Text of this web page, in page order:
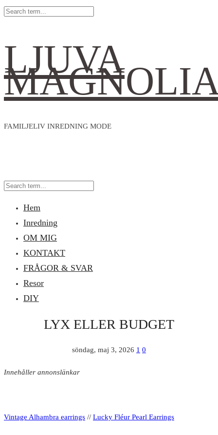
LJUVA
FAMILJELIV INREDNING MODE
Hem
Inredning
OM MIG
KONTAKT
FRÅGOR & SVAR
Resor
DIY
LYX ELLER BUDGET
söndag, maj 3, 2026 1 0
Innehåller annonslänkar
Vintage Alhambra earrings // Lucky Fléur Pearl Earrings